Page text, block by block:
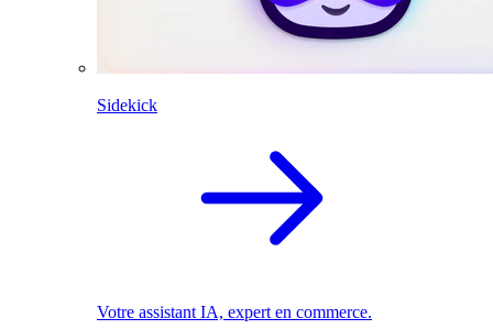
Sidekick
Votre assistant IA, expert en commerce.